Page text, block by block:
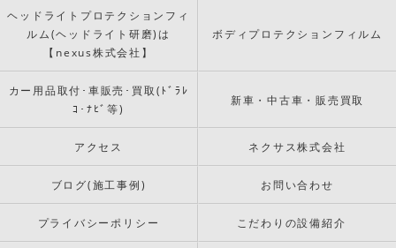
ヘッドライトプロテクションフィ
ルム(ヘッドライト研磨)は
【nexus株式会社】
ボディプロテクションフィルム
カー用品取付･車販売･買取(ﾄﾞﾗﾚ
ｺ･ﾅﾋﾞ等)
新車・中古車・販売買取
アクセス ネクサス株式会社
ブログ(施工事例) お問い合わせ
プライバシーポリシー こだわりの設備紹介